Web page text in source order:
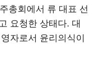
총회에서 류 대표 선
요청한 상태다. 대
자로서 윤리의식이